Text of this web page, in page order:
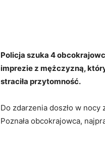
Policja szuka 4
imprezie z mężczyzną,
straciła przytomność.
Do zdarzenia doszło w nocy
Poznała obcokrajowca,